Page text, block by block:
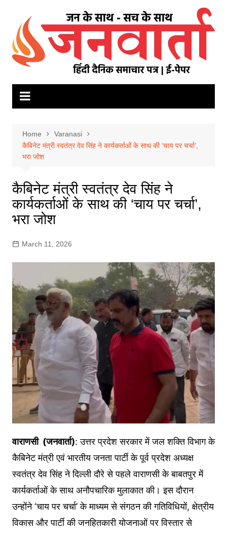
content
Home
Varanasi
कैबिनेट मंत्री स्वतंत्र देव सिंह ने कार्यकर्ताओं के साथ की ‘चाय पर चर्चा’,
भरा जोश
कैबिनेट मंत्री स्वतंत्र देव सिंह ने
कार्यकर्ताओं के साथ की ‘चाय पर चर्चा’,
भरा जोश
March 11, 2026
वाराणसी (जनवार्ता): उत्तर प्रदेश सरकार में जल शक्ति विभाग के
कैबिनेट मंत्री एवं भारतीय जनता पार्टी के पूर्व प्रदेश अध्यक्ष
स्वतंत्र देव सिंह ने दिल्ली दौरे से पहले वाराणसी के बाबतपुर में
कार्यकर्ताओं के साथ अनौपचारिक मुलाकात की। इस दौरान
उन्होंने ‘चाय पर चर्चा’ के माध्यम से संगठन की गतिविधियों, क्षेत्रीय
विकास और पार्टी की जनहितकारी योजनाओं पर विस्तार से